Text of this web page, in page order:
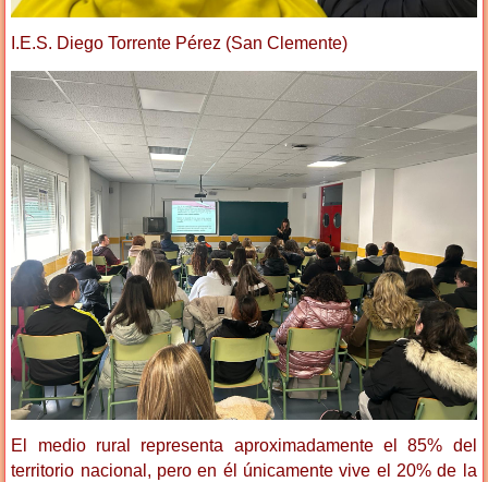
I.E.S. Diego Torrente Pérez (San Clemente)
El medio rural representa aproximadamente el 85% del
territorio nacional, pero en él únicamente vive el 20% de la